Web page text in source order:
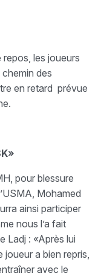
les joueurs
des
en retard prévue
pour blessure
Mohamed
ainsi participer
nous l’a fait
Ladj : «Après lui
joueur a bien repris,
avec le